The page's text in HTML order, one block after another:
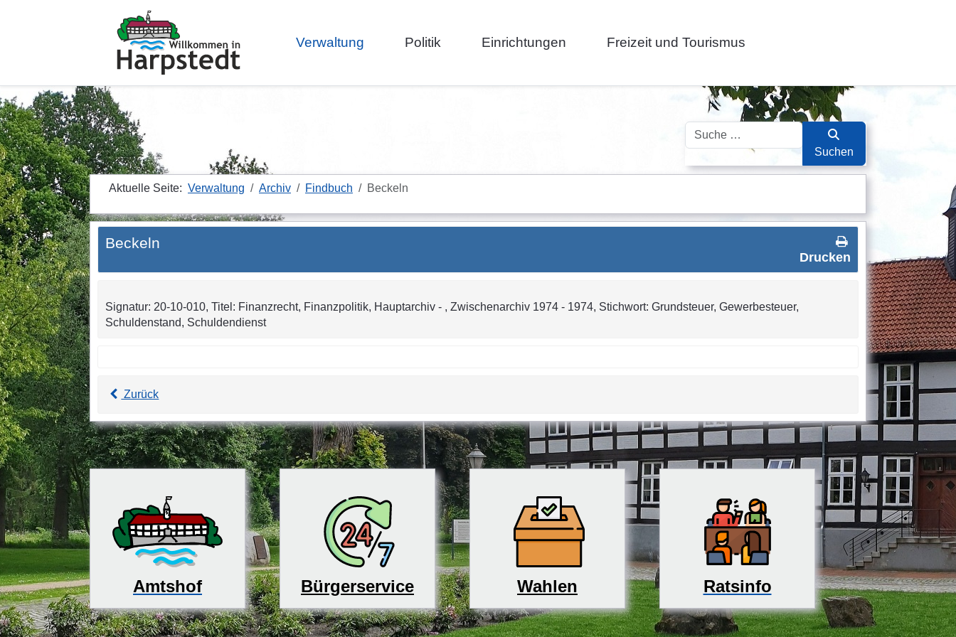
Verwaltung Politik Einrichtungen Freizeit und Tourismus
Suchen
Suchen
Aktuelle Seite: Verwaltung Archiv Findbuch Beckeln
Drucken
Beckeln
Signatur: 20-10-010, Titel: Finanzrecht, Finanzpolitik, Hauptarchiv - , Zwischenarchiv 1974 - 1974, Stichwort: Grundsteuer, Gewerbesteuer,
Schuldenstand, Schuldendienst
Zurück
Amtshof Bürgerservice Wahlen Ratsinfo